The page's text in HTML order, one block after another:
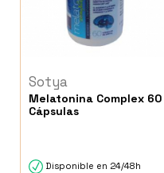
Sotya
Melatonina Complex 60
Cápsulas
Disponible en 24/48h